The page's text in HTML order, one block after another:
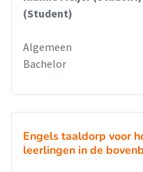
(Student)
Algemeen
Bachelor
Engels taaldorp voor
leerlingen in de